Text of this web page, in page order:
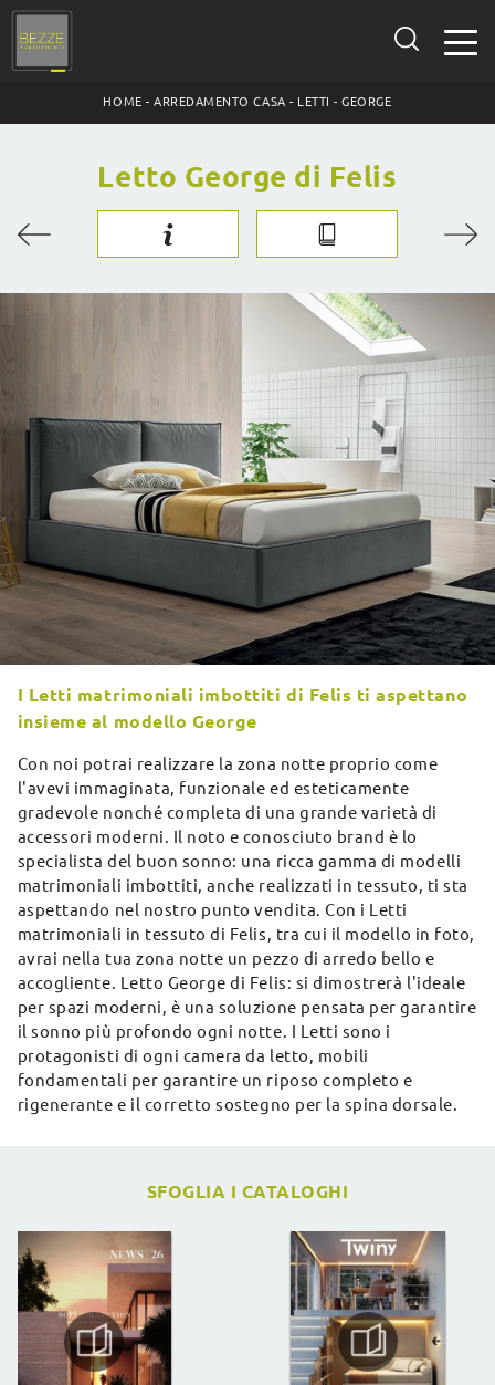
HOME -ARREDAMENTO CASA - LETTI -GEORGE
Letto George di Felis
I Letti matrimoniali imbottiti di Felis ti aspettano
insieme al modello George
Con noi potrai realizzare la zona notte proprio come
l'avevi immaginata, funzionale ed esteticamente
gradevole nonché completa di una grande varietà di
accessori moderni. Il noto e conosciuto brand è lo
specialista del buon sonno: una ricca gamma di modelli
matrimoniali imbottiti, anche realizzati in tessuto, ti sta
aspettando nel nostro punto vendita. Con i Letti
matrimoniali in tessuto di Felis, tra cui il modello in foto,
avrai nella tua zona notte un pezzo di arredo bello e
accogliente. Letto George di Felis: si dimostrerà l'ideale
per spazi moderni, è una soluzione pensata per garantire
il sonno più profondo ogni notte. I Letti sono i
protagonisti di ogni camera da letto, mobili
fondamentali per garantire un riposo completo e
rigenerante e il corretto sostegno per la spina dorsale.
SFOGLIA I CATALOGHI